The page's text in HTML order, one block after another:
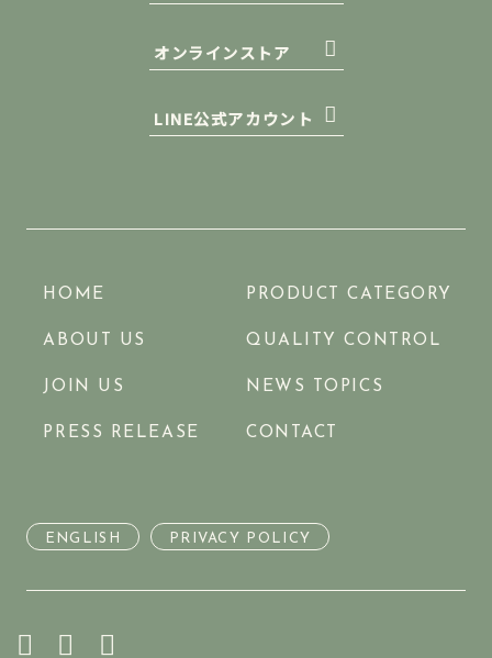
オンラインストア
LINE公式アカウント
HOME PRODUCT CATEGORY
ABOUT US QUALITY CONTROL
JOIN US NEWS TOPICS
PRESS RELEASE CONTACT
ENGLISH PRIVACY POLICY